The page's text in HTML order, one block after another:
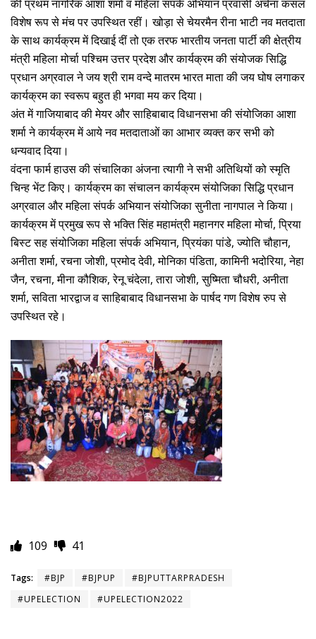
की प्रथम नागरिक आशा शर्मा व महिला संपर्क अभियान प्रवासी अर्चना कंसल
विशेष रूप से मंच पर उपस्थित रहीं। खोड़ा से चेयरमैन रीना भाटी नव मतदाता
के साथ कार्यक्रम में दिखाई दीं तो एक तरफ भारतीय जनता पार्टी की क्षेत्रीय
मंत्री महिला मोर्चा पश्चिम उत्तर प्रदेश और कार्यक्रम की संयोजक सिद्धि
प्रधान अग्रवाल ने जय श्री राम वन्दे मातरम भारत माता की जय घोष लगाकर
कार्यक्रम का स्वरूप बहुत ही भगवा मय कर दिया।
अंत में गाजियाबाद की मेयर और साहिबाबाद विधानसभा की संयोजिका आशा
शर्मा ने कार्यक्रम में आये नव मतदाताओं का आभार व्यक्त कर सभी को
धन्यवाद दिया।
वंदना फार्म हाउस की संचालिका अंजना त्यागी ने सभी अतिथियों को स्मृति
चिन्ह भेंट किए। कार्यक्रम का संचालन कार्यक्रम संयोजिका सिद्धि प्रधान
अग्रवाल और महिला संपर्क अभियान संयोजिका सुनीता नागपाल ने किया।
कार्यक्रम में प्रमुख रूप से भक्ति सिंह महामंत्री महानगर महिला मोर्चा, प्रिया
बिस्ट सह संयोजिका महिला संपर्क अभियान, प्रियंका पांडे, ज्योति चौहान,
अनीता शर्मा, रचना जोशी, प्रमोद देवी, मोनिका पंडिता, कामिनी भदोरिया, नेहा
जैन, रचना, मीना कौशिक, रेनू चंदेला, तारा जोशी, सुष्मिता चौधरी, अनीता
शर्मा, सविता भारद्वाज व साहिबाबाद विधानसभा के पार्षद गण विशेष रुप से
उपस्थित रहे।
109 41
Tags: #BJP #BJPUP
#BJPUTTARPRADESH
#UPELECTION
#UPELECTION2022